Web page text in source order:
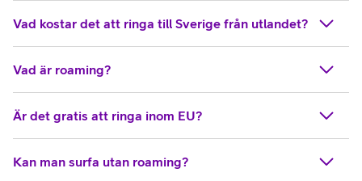
Vad kostar det att ringa till Sverige från utlandet?
Vad är roaming?
Är det gratis att ringa inom EU?
Kan man surfa utan roaming?